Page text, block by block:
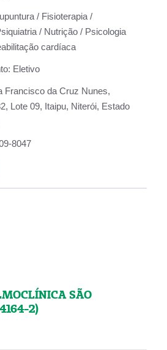
/ Fisioterapia /
/ Nutrição / Psicologia
cardíaca
Eletivo
Francisco da Cruz Nunes,
Lote 09, Itaipu, Niterói, Estado
8047
SÃO
2)